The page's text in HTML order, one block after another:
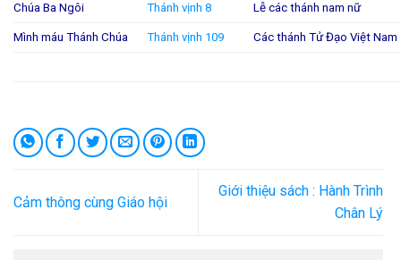
Chúa Ba Ngôi Thánh vịnh 8 Lễ các thánh nam nữ
Mình máu Thánh Chúa Thánh vịnh 109 Các thánh Tử Đạo Việt Nam
Cảm thông cùng Giáo hội
Giới thiệu sách : Hành Trình
Chân Lý